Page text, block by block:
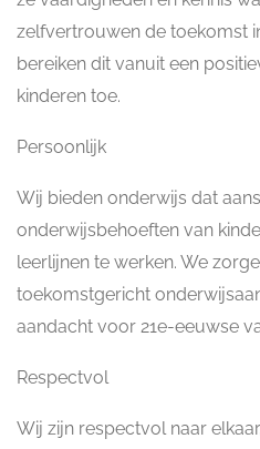
zelfvertrouwen de toekomst
bereiken dit vanuit een
kinderen toe.
Persoonlijk
Wij bieden onderwijs dat
onderwijsbehoeften van
leerlijnen te werken. We
toekomstgericht
aandacht voor 21e-eeuwse
Respectvol
Wij zijn respectvol naar